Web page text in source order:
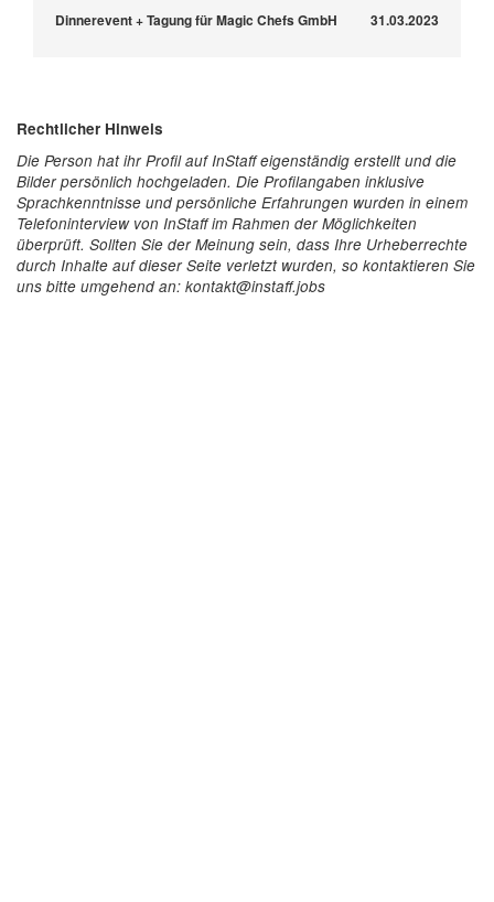
Dinnerevent + Tagung für Magic Chefs GmbH 31.03.2023
Rechtlicher Hinweis
Die Person hat ihr Profil auf InStaff eigenständig erstellt und die
Bilder persönlich hochgeladen. Die Profilangaben inklusive
Sprachkenntnisse und persönliche Erfahrungen wurden in einem
Telefoninterview von InStaff im Rahmen der Möglichkeiten
überprüft. Sollten Sie der Meinung sein, dass Ihre Urheberrechte
durch Inhalte auf dieser Seite verletzt wurden, so kontaktieren Sie
uns bitte umgehend an: kontakt@instaff.jobs